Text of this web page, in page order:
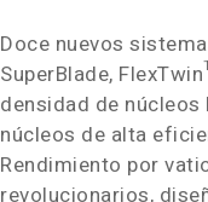
Doce nuevos
SuperBlade,
densidad de
núcleos de alta
Rendimiento por
revolucionarios,